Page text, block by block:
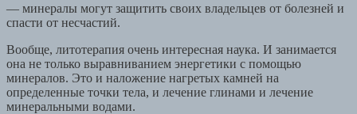
— минералы могут защитить своих владельцев от болезней и
спасти от несчастий.
Вообще, литотерапия очень интересная наука. И занимается
она не только выравниванием энергетики с помощью
минералов. Это и наложение нагретых камней на
определенные точки тела, и лечение глинами и лечение
минеральными водами.